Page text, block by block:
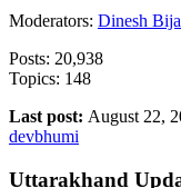
Moderators: Dinesh
Posts: 20,938
Topics: 148
Last post: August 22,
devbhumi
Uttarakhand